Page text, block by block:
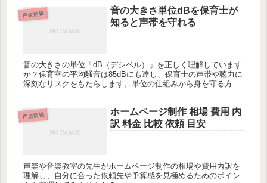
声楽情報
音の大きさ単位dBを保育士が
知ると声帯を守れる
音の大きさの単位「dB（デシベル）」を正しく理解しています
か？保育室の平均騒音は85dBにも達し、保育士の声帯や聴力に
深刻なリスクをもたらします。単位の仕組みから身を守る方法
声楽情報
ホームページ制作 相場 費用 内
訳 料金 比較 依頼 目安
声楽や音楽教室の先生がホームページ制作の相場や費用内訳を
理解し、自分に合った依頼先や予算感を見極めるためのポイン